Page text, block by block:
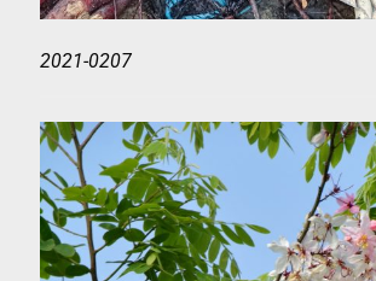
2021-0207